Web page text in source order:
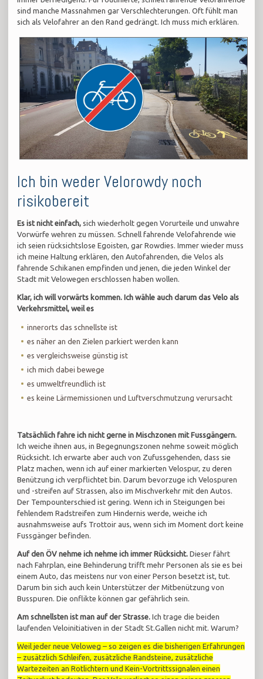
sind manche Massnahmen gar Verschlechterungen. Oft fühlt man
sich als Velofahrer an den Rand gedrängt. Ich muss mich erklären.
Ich bin weder Velorowdy noch
risikobereit
Es ist nicht einfach, sich wiederholt gegen Vorurteile und unwahre
Vorwürfe wehren zu müssen. Schnell fahrende Velofahrende wie
ich seien rücksichtslose Egoisten, gar Rowdies. Immer wieder muss
ich meine Haltung erklären, den Autofahrenden, die Velos als
fahrende Schikanen empfinden und jenen, die jeden Winkel der
Stadt mit Velowegen erschlossen haben wollen.
Klar, ich will vorwärts kommen. Ich wähle auch darum das Velo als
Verkehrsmittel, weil es
innerorts das schnellste ist
es näher an den Zielen parkiert werden kann
es vergleichsweise günstig ist
ich mich dabei bewege
es umweltfreundlich ist
es keine Lärmemissionen und Luftverschmutzung verursacht
Tatsächlich fahre ich nicht gerne in Mischzonen mit Fussgängern.
Ich weiche ihnen aus, in Begegnungszonen nehme soweit möglich
Rücksicht. Ich erwarte aber auch von Zufussgehenden, dass sie
Platz machen, wenn ich auf einer markierten Velospur, zu deren
Benützung ich verpflichtet bin. Darum bevorzuge ich Velospuren
und -streifen auf Strassen, also im Mischverkehr mit den Autos.
Der Tempounterschied ist gering. Wenn ich in Steigungen bei
fehlendem Radstreifen zum Hindernis werde, weiche ich
ausnahmsweise aufs Trottoir aus, wenn sich im Moment dort keine
Fussgänger befinden.
Auf den ÖV nehme ich nehme ich immer Rücksicht. Dieser fährt
nach Fahrplan, eine Behinderung trifft mehr Personen als sie es bei
einem Auto, das meistens nur von einer Person besetzt ist, tut.
Darum bin sich auch kein Unterstützer der Mitbenützung von
Busspuren. Die onflikte können gar gefährlich sein.
Am schnellsten ist man auf der Strasse. Ich trage die beiden
laufenden Veloinitiativen in der Stadt St.Gallen nicht mit. Warum?
Weil jeder neue Veloweg – so zeigen es die bisherigen Erfahrungen
– zusätzlich Schleifen, zusätzliche Randsteine, zusätzliche
Wartezeiten an Rotlichtern und Kein-Vortrittssignalen einen